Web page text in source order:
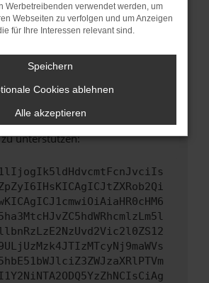
sondern kann auch dazu
bestimmte Funktionen nicht mehr
an den Webseitenbetreiber.
oben genannten Schritte versucht
uns bitte. Wir werden
Problem zu beheben. Du kannst
schicken, um uns bei der
unterstützen:
Werbetreibenden verwendet werden, um
Webseiten zu verfolgen und um Anzeigen
für Ihre Interessen relevant sind.
Speichern
Cookies ablehnen
Alle akzeptieren